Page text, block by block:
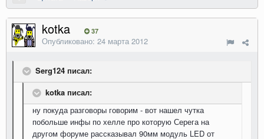
kotka 37
Опубликовано: 24 марта 2012
Serg124 писал:
kotka писал:
ну покуда разговоры говорим - вот нашел чутка
побольше инфы по хелле про которую Серега на
другом форуме рассказывал 90мм модуль LED от